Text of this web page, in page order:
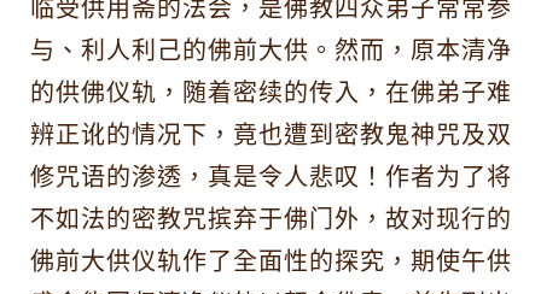
临受供用斋的法会，是佛教四众弟子常常参
与、利人利己的佛前大供。然而，原本清净
的供佛仪轨，随着密续的传入，在佛弟子难
辨正讹的情况下，竟也遭到密教鬼神咒及双
修咒语的渗透，真是令人悲叹 ！ 作者为了将
不如法的密教咒摈弃于佛门外，故对现行的
佛前大供仪轨作了全面性的探究，期使午供